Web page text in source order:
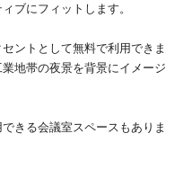
ブにフィットします。
ントとして無料で利用できま
地帯の夜景を背景にイメージ
きる会議室スペースもありま